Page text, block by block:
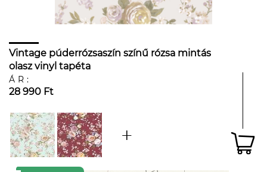
Vintage púderrózsaszín színű rózsa mintás
olasz vinyl tapéta
ÁR:
28 990 Ft